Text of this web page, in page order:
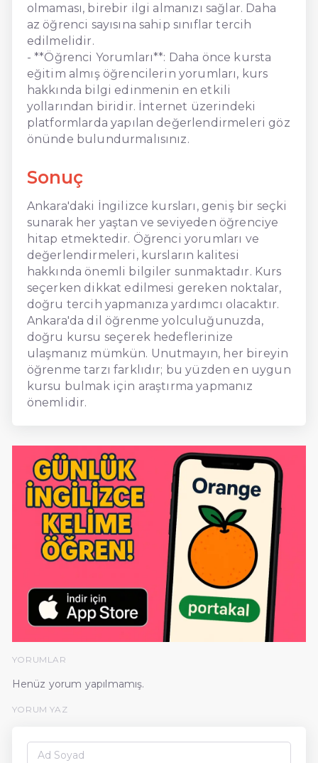
olmaması, birebir ilgi almanızı sağlar. Daha
az öğrenci sayısına sahip sınıflar tercih
edilmelidir.
- **Öğrenci Yorumları**: Daha önce kursta
eğitim almış öğrencilerin yorumları, kurs
hakkında bilgi edinmenin en etkili
yollarından biridir. İnternet üzerindeki
platformlarda yapılan değerlendirmeleri göz
önünde bulundurmalısınız.
Sonuç
Ankara'daki İngilizce kursları, geniş bir seçki
sunarak her yaştan ve seviyeden öğrenciye
hitap etmektedir. Öğrenci yorumları ve
değerlendirmeleri, kursların kalitesi
hakkında önemli bilgiler sunmaktadır. Kurs
seçerken dikkat edilmesi gereken noktalar,
doğru tercih yapmanıza yardımcı olacaktır.
Ankara'da dil öğrenme yolculuğunuzda,
doğru kursu seçerek hedeflerinize
ulaşmanız mümkün. Unutmayın, her bireyin
öğrenme tarzı farklıdır; bu yüzden en uygun
kursu bulmak için araştırma yapmanız
önemlidir.
YORUMLAR
Henüz yorum yapılmamış.
YORUM YAZ